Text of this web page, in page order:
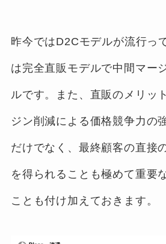
昨今ではD2Cモデルが流行っ
は完全直販モデルで中間マー
ルです。また、直販のメリッ
ジン削減による価格競争力の
だけでなく、最終顧客の直接
を得られることも極めて重要
ことも付け加えておきます。